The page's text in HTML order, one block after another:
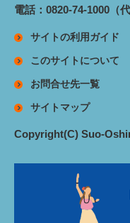
電話：0820-74-1000（
サイトの利用ガイド
このサイトについて
お問合せ先一覧
サイトマップ
Copyright(C) Suo-